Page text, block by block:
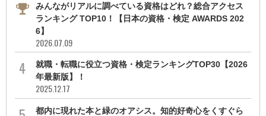
みんながリアルに調べている資格はどれ？総合アクセス
ランキング TOP10！【日本の資格・検定 AWARDS 202
6】
2026.07.09
就職・転職に役立つ資格・検定ランキングTOP30【2026
年最新版】！
2025.12.17
都内に現れた本と緑のオアシス。知的好奇心をくすぐら